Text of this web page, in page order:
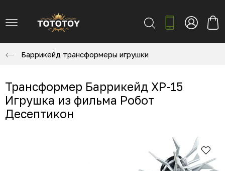
Баррикейд трансформеры игрушки
Трансформер Баррикейд XP-15
Игрушка из фильма Робот
Десептикон